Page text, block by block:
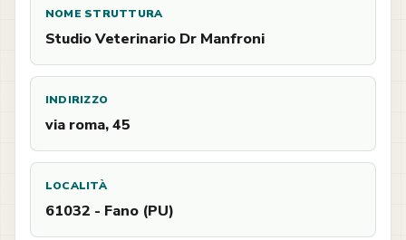
NOME STRUTTURA
Studio Veterinario Dr Manfroni
INDIRIZZO
via roma, 45
LOCALITÀ
61032 - Fano (PU)